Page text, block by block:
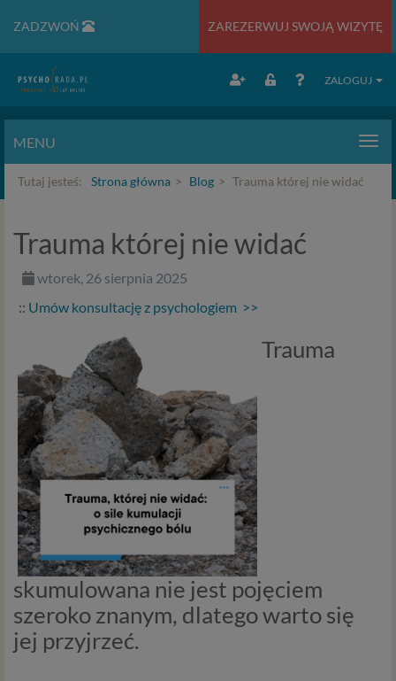
ZADZWOŃ ZAREZERWUJ SWOJĄ WIZYTĘ
ZALOGUJ
MENU
Tutaj jesteś: Strona główna Blog Trauma której nie widać
Trauma której nie widać
wtorek, 26 sierpnia 2025
:: Umów konsultację z psychologiem >>
Trauma
skumulowana nie jest pojęciem
szeroko znanym, dlatego warto się
jej przyjrzeć.